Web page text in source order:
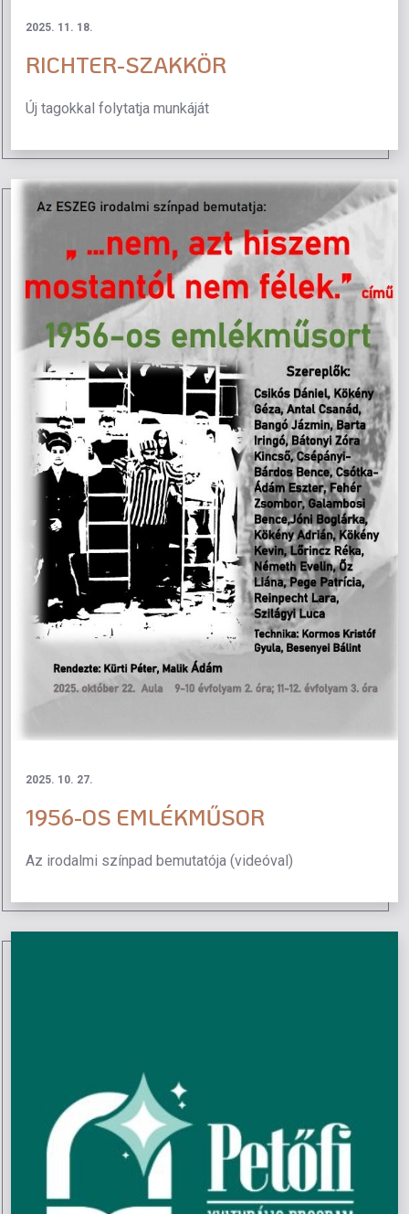
2025. 11. 18.
RICHTER-SZAKKÖR
Új tagokkal folytatja munkáját
2025. 10. 27.
1956-OS EMLÉKMŰSOR
Az irodalmi színpad bemutatója (videóval)